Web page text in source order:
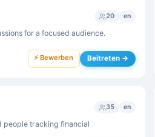
20 en
for a focused audience.
⚡ Bewerben Beitreten →
35 en
people tracking financial